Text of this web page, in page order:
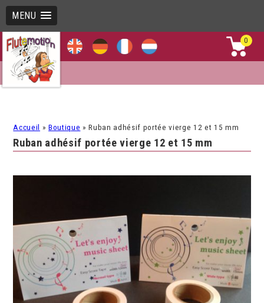
MENU
0
Accueil »Boutique »Ruban adhésif portée vierge 12 et 15 mm
Ruban adhésif portée vierge 12 et 15 mm